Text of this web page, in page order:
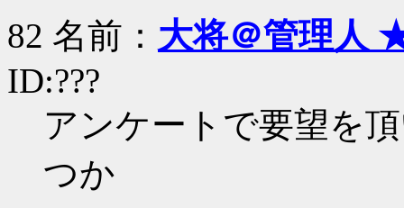
82 名前： 大将＠管理人
ID:???
アンケートで要望を
つか